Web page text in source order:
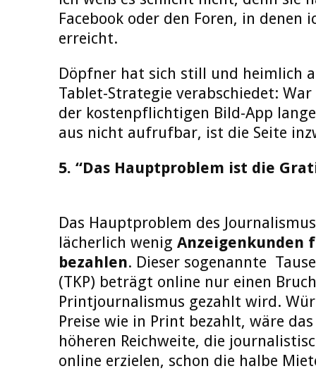
Facebook oder den Foren, in denen
erreicht.
Döpfner hat sich still und heimlich
Tablet-Strategie verabschiedet:
der kostenpflichtigen Bild-App
aus nicht aufrufbar, ist die Seite
5. “Das Hauptproblem ist die
Das Hauptproblem des
lächerlich wenig Anzeigenkunden
bezahlen. Dieser sogenannte
(TKP) beträgt online nur einen
Printjournalismus gezahlt wird.
Preise wie in Print bezahlt, wäre
höheren Reichweite, die
online erzielen, schon die halbe